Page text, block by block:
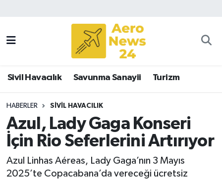
Sivil Havacılık Savunma Sanayii Turizm
HABERLER SIVIL HAVACILIK
Azul, Lady Gaga Konseri
İçin Rio Seferlerini Artırıyor
Azul Linhas Aéreas, Lady Gaga’nın 3 Mayıs
2025’te Copacabana’da vereceği ücretsiz